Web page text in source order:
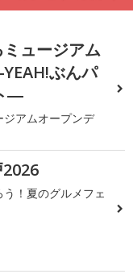
ュージアム
ぶんパ
―
アムオープンデ
！夏のグルメフェ